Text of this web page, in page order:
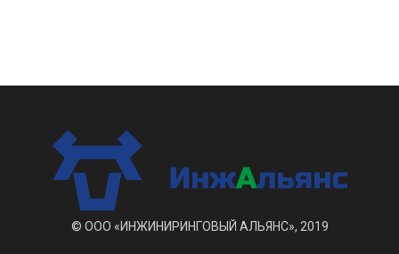
© ООО «ИНЖИНИРИНГОВЫЙ АЛЬЯНС», 2019